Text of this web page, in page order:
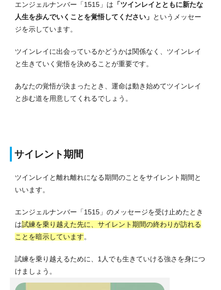
エンジェルナンバー「1515」は 「ツインレイとともに新たな
人生を歩んでいくことを覚悟してください」 というメッセー
ジを示しています。
ツインレイに出会っているかどうかは関係なく、ツインレイ
と生きていく覚悟を決めることが重要です。
あなたの覚悟が決まったとき、運命は動き始めてツインレイ
と歩む道を用意してくれるでしょう。
サイレント期間
ツインレイと離れ離れになる期間のことをサイレント期間と
いいます。
エンジェルナンバー「1515」のメッセージを受け止めたとき
は試練を乗り越えた先に、サイレント期間の終わりが訪れる
ことを暗示しています。
試練を乗り越えるために、1人でも生きていける強さを身につ
けましょう。